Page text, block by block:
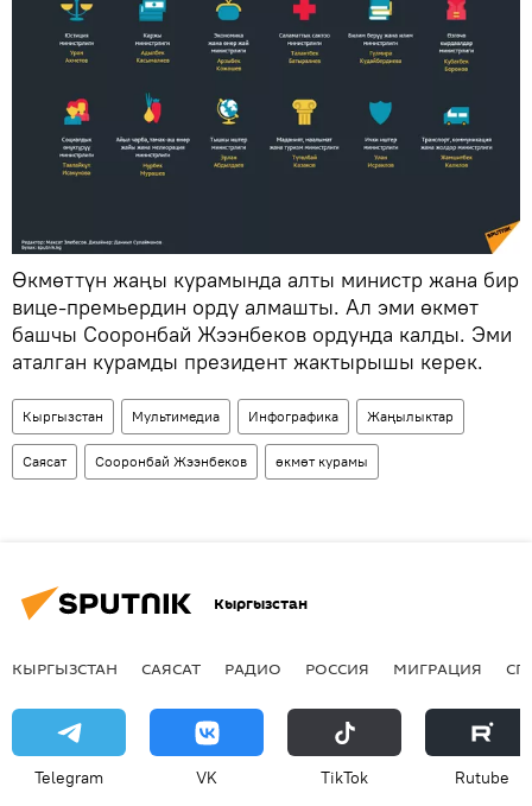
Өкмөттүн жаңы курамында алты министр жана бир
вице-премьердин орду алмашты. Ал эми өкмөт
башчы Сооронбай Жээнбеков ордунда калды. Эми
аталган курамды президент жактырышы керек.
Кыргызстан Мультимедиа Инфографика Жаңылыктар
Саясат Сооронбай Жээнбеков өкмөт курамы
Кыргызстан
КЫРГЫЗСТАН САЯСАТ РАДИО РОССИЯ МИГРАЦИЯ
Telegram VK ТikТоk Rutube